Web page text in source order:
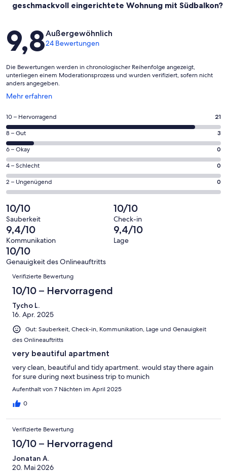
geschmackvoll eingerichtete Wohnung mit Südbalkon?
Bewertungen
9,8Außergewöhnlich
24 Bewertungen
Die Bewertungen werden in chronologischer Reihenfolge angezeigt,
unterliegen einem Moderationsprozess und wurden verifiziert, sofern nicht
anders angegeben.
Mehr erfahren
Wird
einem
neuen
Fenster
geöffnet
21
von
insgesamt
24
Gästebewertungen
haben
eine
Bewertung
von
10
-
Hervorragend
10 – Hervorragend 21
3
von
insgesamt
24
Gästebewertungen
haben
Bewertung
von
8
-
Gut
8 – Gut 3
0
von
insgesamt
24
Gästebewertungen
haben
eine
Bewertung
von
6
-
Okay
6 – Okay 0
0
von
insgesamt
Gästebewertungen
haben
eine
Bewertung
von
4
4 – Schlecht 0
0
von
insgesamt
24
Gästebewertungen
haben
eine
Bewertung
2 – Ungenügend 0
10/10
Sauberkeit
10/10
Check-in
9,4/10
Kommunikation
9,4/10
Lage
10/10
Genauigkeit des Onlineauftritts
Bewertungen
Verifizierte Bewertung
10/10 – Hervorragend
Tycho L.
16. Apr. 2025
Gut: Sauberkeit, Check-in, Kommunikation, Lage und Genauigkeit
des Onlineauftritts
very beautiful apartment
very clean, beautiful and tidy apartment. would stay there again
for sure during next business trip to munich
Aufenthalt von 7 Nächten im April 2025
0
Verifizierte Bewertung
10/10 – Hervorragend
Jonatan A.
20. Mai 2026